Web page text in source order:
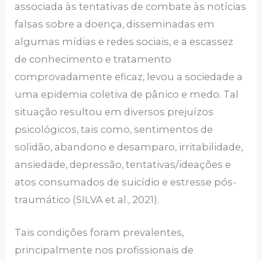
associada às tentativas de combate às notícias
falsas sobre a doença, disseminadas em
algumas mídias e redes sociais, e a escassez
de conhecimento e tratamento
comprovadamente eficaz, levou a sociedade a
uma epidemia coletiva de pânico e medo. Tal
situação resultou em diversos prejuízos
psicológicos, tais como, sentimentos de
solidão, abandono e desamparo, irritabilidade,
ansiedade, depressão, tentativas/ideações e
atos consumados de suicídio e estresse pós-
traumático (SILVA et al., 2021).
Tais condições foram prevalentes,
principalmente nos profissionais de